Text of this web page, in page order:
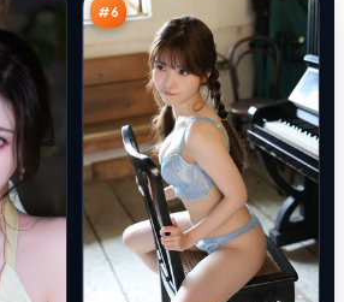
#6